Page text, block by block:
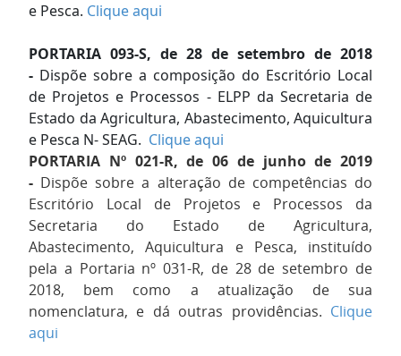
e Pesca. Clique aqui
PORTARIA 093-S, de 28 de setembro de 2018
- Dispõe sobre a composição do Escritório Local
de Projetos e Processos - ELPP da Secretaria de
Estado da Agricultura, Abastecimento, Aquicultura
e Pesca N- SEAG. Clique aqui
PORTARIA Nº 021-R, de 06 de junho de 2019
- Dispõe sobre a alteração de competências do
Escritório Local de Projetos e Processos da
Secretaria do Estado de Agricultura,
Abastecimento, Aquicultura e Pesca, instituído
pela a Portaria nº 031-R, de 28 de setembro de
2018, bem como a atualização de sua
nomenclatura, e dá outras providências. Clique
aqui